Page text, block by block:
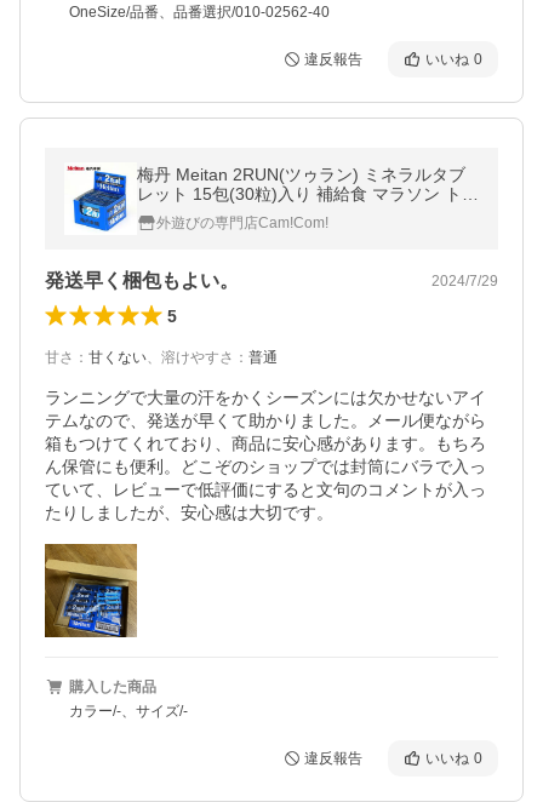
OneSize/品番、品番選択/010-02562-40
違反報告 いいね 0
梅丹 Meitan 2RUN(ツゥラン) ミネラルタブ
レット 15包(30粒)入り 補給食 マラソン トレ
ラン ランニング トレイルランニング エネル
ギー ロードバイク
外遊びの専門店Cam!Com!
発送早く梱包もよい。 2024/7/29
5
甘さ ： 甘くない、 溶けやすさ ： 普通
ランニングで大量の汗をかくシーズンには欠かせないアイ
テムなので、発送が早くて助かりました。メール便ながら
箱もつけてくれており、商品に安心感があります。もちろ
ん保管にも便利。どこぞのショップでは封筒にバラで入っ
ていて、レビューで低評価にすると文句のコメントが入っ
購入した商品
カラー/-、サイズ/-
違反報告 いいね 0